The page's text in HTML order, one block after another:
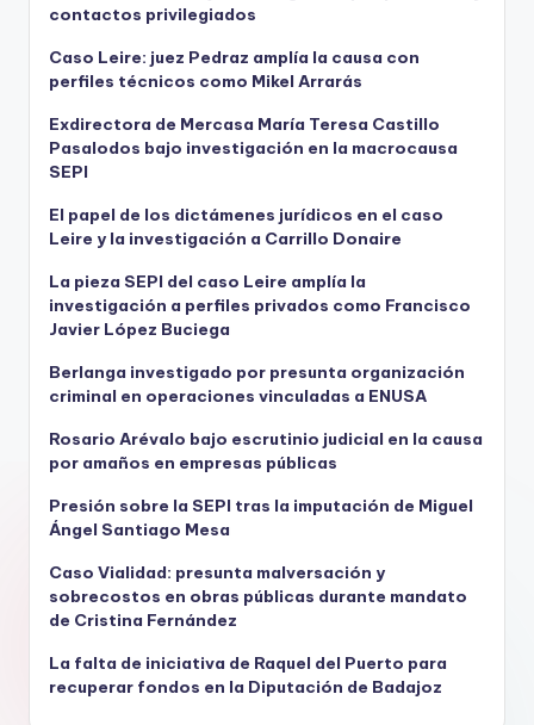
contactos privilegiados
Caso Leire: juez Pedraz amplía la causa con
perfiles técnicos como Mikel Arrarás
Exdirectora de Mercasa María Teresa Castillo
Pasalodos bajo investigación en la macrocausa
SEPI
El papel de los dictámenes jurídicos en el caso
Leire y la investigación a Carrillo Donaire
La pieza SEPI del caso Leire amplía la
investigación a perfiles privados como Francisco
Javier López Buciega
Berlanga investigado por presunta organización
criminal en operaciones vinculadas a ENUSA
Rosario Arévalo bajo escrutinio judicial en la causa
por amaños en empresas públicas
Presión sobre la SEPI tras la imputación de Miguel
Ángel Santiago Mesa
Caso Vialidad: presunta malversación y
sobrecostos en obras públicas durante mandato
de Cristina Fernández
La falta de iniciativa de Raquel del Puerto para
recuperar fondos en la Diputación de Badajoz